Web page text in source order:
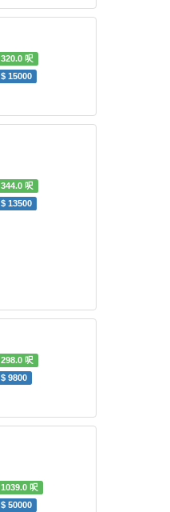
320.0呎
$ 15000
344.0呎
$ 13500
298.0呎
$ 9800
1039.0呎
$ 50000